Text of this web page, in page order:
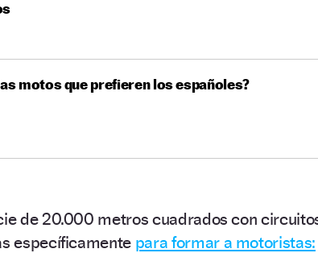
motos que prefieren los españoles?
de 20.000 metros cuadrados con
específicamente para formar a motoristas: